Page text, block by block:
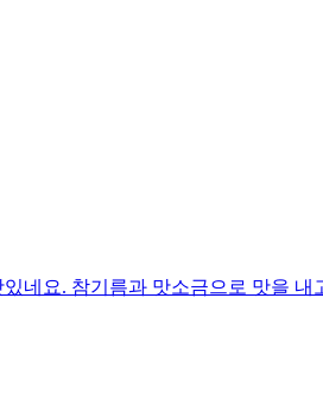
네요. 참기름과 맛소금으로 맛을